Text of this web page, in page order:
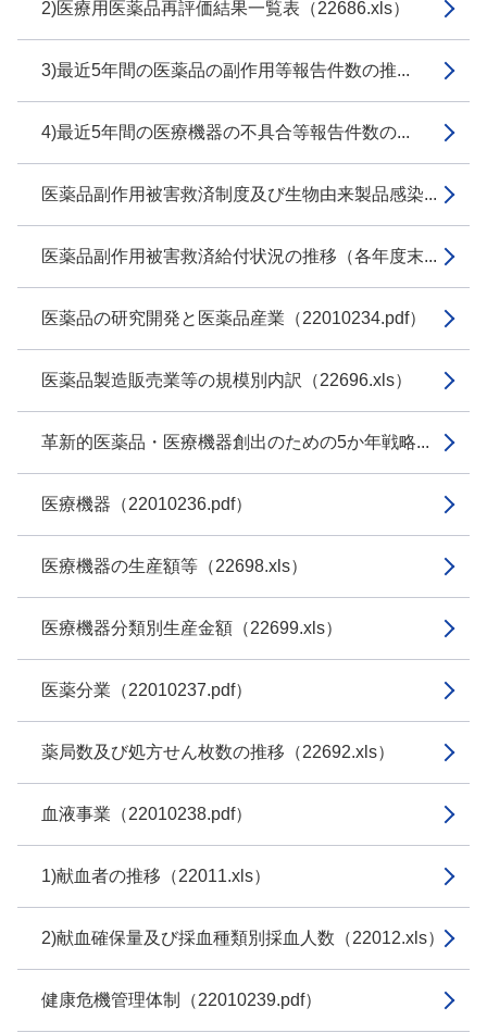
2)医療用医薬品再評価結果一覧表（22686.xls）
3)最近5年間の医薬品の副作用等報告件数の推...
4)最近5年間の医療機器の不具合等報告件数の...
医薬品副作用被害救済制度及び生物由来製品感染...
医薬品副作用被害救済給付状況の推移（各年度末...
医薬品の研究開発と医薬品産業（22010234.pdf）
医薬品製造販売業等の規模別内訳（22696.xls）
革新的医薬品・医療機器創出のための5か年戦略...
医療機器（22010236.pdf）
医療機器の生産額等（22698.xls）
医療機器分類別生産金額（22699.xls）
医薬分業（22010237.pdf）
薬局数及び処方せん枚数の推移（22692.xls）
血液事業（22010238.pdf）
1)献血者の推移（22011.xls）
2)献血確保量及び採血種類別採血人数（22012.xls）
健康危機管理体制（22010239.pdf）